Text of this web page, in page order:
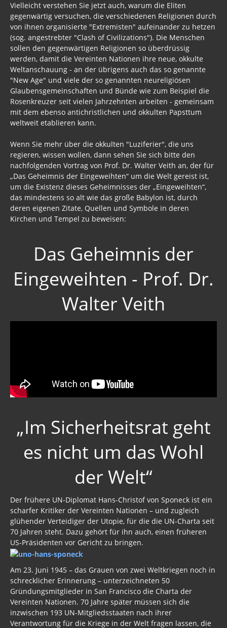
Vielleicht verstehen Sie jetzt auch, warum die Eliten
gegenwärtig versuchen, die verschiedenen Religionen durch
von ihnen organisierte "Extremisten" aufeinander zu hetzen
(sog. angestrebter "Clash of Civilizations"). Die Menschen
sollen den gegenwärtigen Religionen so überdrüssig
werden, damit die Vereinten Nationen ihre neue, okkulte
Weltanschauung - an der übrigens auch das so genannte
"New Age" und viele der so genannten neureligiösen
Glaubensgemeinschaften und Bünde wie zum Beispiel die
Rosenkreuzer seit vielen Jahrzehnten arbeiten - gemeinsam
mit dem ebenso antichristlichen und okkulten Papsttum
weltweit etablieren kann.
Wenn Sie mehr über die okkulten "Luziferier", die uns
regieren, wissen wollen, dann sehen Sie sich bitte den
nachfolgenden Vortrag von Prof. Dr. Walter Veith an, der für
„Das Geheimnis der Eingeweihten“ um die Welt gereist ist,
um die Existenz dieses Geheimnisses der „Eingeweihten“,
das mindestens so alt wie das große Babylon ist, durch
deren eigenen Zitate, Quellen und Symbole in deren
Kirchen und Tempel zu beweisen:
Das Geheimnis der
Eingeweihten - Prof. Dr.
Walter Veith
„Im Sicherheitsrat geht
es nicht um das Wohl
der Welt“
Der frühere UN-Diplomat Hans-Christof von Sponeck ist ein
scharfer Kritiker der Vereinten Nationen – und zugleich
glühender Verteidiger der Utopie, für die die UN-Charta seit
70 Jahren steht. Dazu gehört für ihn auch, einen früheren
US-Präsidenten vor Gericht zu bringen.
Am 23. Juni 1945 – das Grauen von zwei Weltkriegen noch in
schrecklicher Erinnerung – unterzeichneten 50
Gründungsmitglieder in San Francisco die Charta der
Vereinten Nationen. 70 Jahre später müssen sich die
inzwischen 193 UN-Mitgliedsstaaten nach ihrer
Verantwortung für die Kriege in der Welt fragen lassen, die